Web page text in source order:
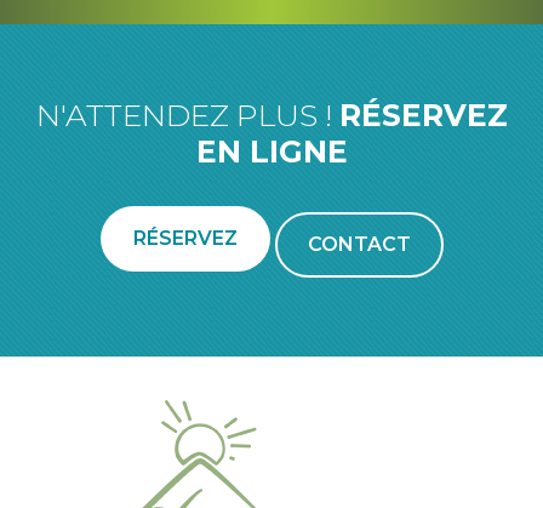
N'ATTENDEZ PLUS ! RÉSERVEZ
EN LIGNE
RÉSERVEZ CONTACT